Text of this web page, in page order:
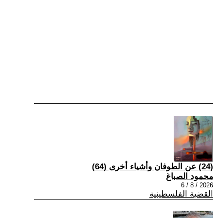
(24) عن الطوفان وأشياء أخرى (64)
محمود الصباغ
2026 / 8 / 6
القضية الفلسطينية